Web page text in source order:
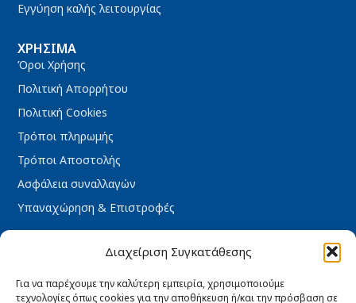
Διαχείριση Συγκατάθεσης
Για να παρέχουμε την καλύτερη εμπειρία, χρησιμοποιούμε
τεχνολογίες όπως cookies για την αποθήκευση ή/και την πρόσβαση σε
Εγγύηση καλής λειτουργίας
ΧΡΉΣΙΜΑ
Όροι Χρήσης
Πολιτική Απορρήτου
Πολιτική Cookies
Τρόποι πληρωμής
Τρόποι Αποστολής
Ασφάλεια συναλλαγών
Υπαναχώρηση & Επιστροφές
ΩΡΆΡΙΟ ΚΑΤΑΣΤΉΜΑΤΟΣ
Δευτέρα : 08:30 – 16:30
Τρίτη : 08:30 – 16:30